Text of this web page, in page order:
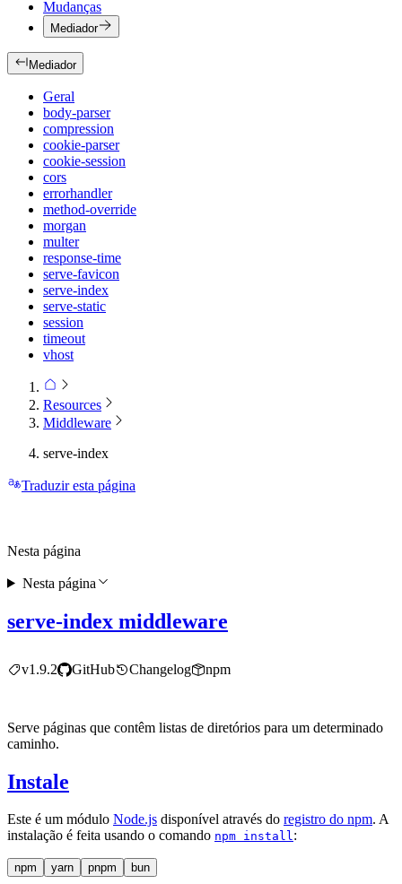
Mudanças
Mediador
Mediador
Geral
body-parser
compression
cookie-parser
cookie-session
cors
errorhandler
method-override
morgan
multer
response-time
serve-favicon
serve-index
serve-static
session
timeout
vhost
Resources
Middleware
serve-index
Traduzir esta página
serve-index middleware
v1.9.2 GitHub Changelog npm
Serve páginas que contêm listas de diretórios para um determinado
caminho.
Instale
Este é um módulo Node.js disponível através do registro do npm. A
instalação é feita usando o comando npm install:
npm yarn pnpm bun
Nesta página
Nesta página